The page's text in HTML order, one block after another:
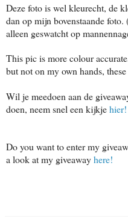
Deze foto is wel kleurecht, de
dan op mijn bovenstaande
alleen geswatcht op
This pic is more colour
but not on my own hands,
Wil je meedoen aan de
doen, neem snel een kijkjehier!
Do you want to enter my
a look at my giveawayhere!